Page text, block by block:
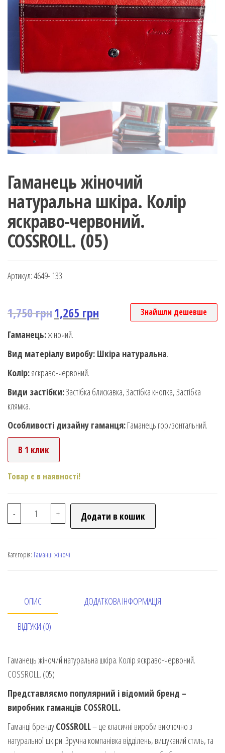
Гаманець жіночий
натуральна шкіра. Колір
яскраво-червоний.
COSSROLL. (05)
Артикул:4649- 133
1,750грн1,265 грн Знайшли дешевше
Гаманець:жіночий.
Вид матеріалу виробу: Шкіра натуральна.
Колір:яскраво-червоний.
Види застібки:Застібка блискавка, Застібка кнопка, Застібка
клямка.
Особливості дизайну гаманця:Гаманець горизонтальний.
В 1 клик
Товар є в наявності!
- + Додати в кошик
Категорія: Гаманці жіночі
ОПИС ДОДАТКОВА ІНФОРМАЦІЯ
ВІДГУКИ (0)
Гаманець жіночий натуральна шкіра. Колір яскраво-червоний.
COSSROLL. (05)
Представляємо популярний і відомий бренд –
виробник гаманців COSSROLL.
Гаманці брендуCOSSROLL– це класичні вироби виключно з
натуральної шкіри. Зручна компанівка відділень, вишуканий стиль, та